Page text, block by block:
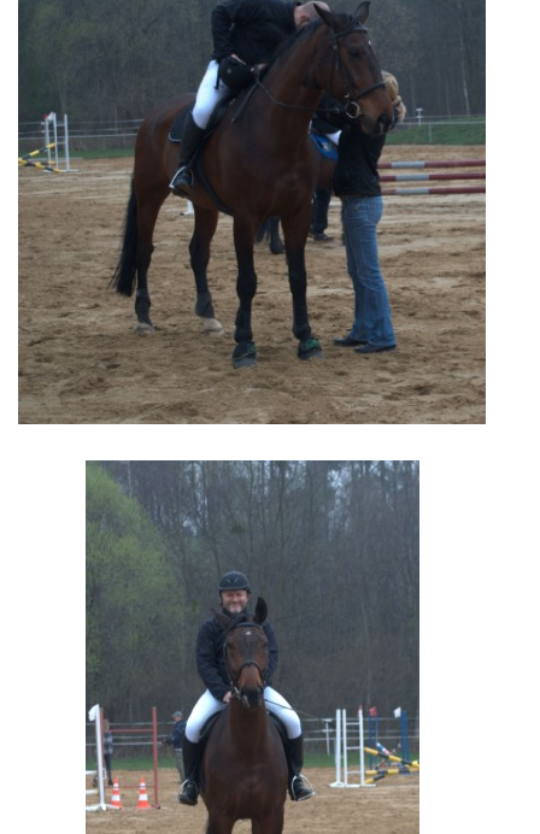
ČLENOVÉ JK CABALLERO Z RYCHVALDU
VELKÝ PÁTEK-18.4 KROUŽEK BUDE NORMÁLNĚ PROBÍHAT
PODZIMNÍ BRIGÁDA 4.10.2025
PRAZDNINOVÝ KROUŽEK
© 2026 eStránky.cz